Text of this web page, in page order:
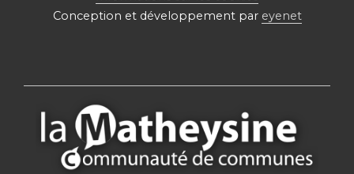
Conception et développement par eyenet